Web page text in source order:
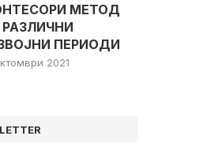
МЕТОД
ПЕРИОДИ
2021